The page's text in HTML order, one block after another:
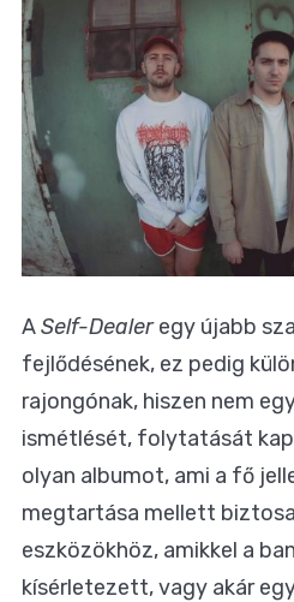
ASelf-Dealeregy újabb
fejlődésének, ez pedig
rajongónak, hiszen nem
ismétlését, folytatását
olyan albumot, ami a fő
megtartása mellett
eszközökhöz, amikkel a
kísérletezett, vagy akár